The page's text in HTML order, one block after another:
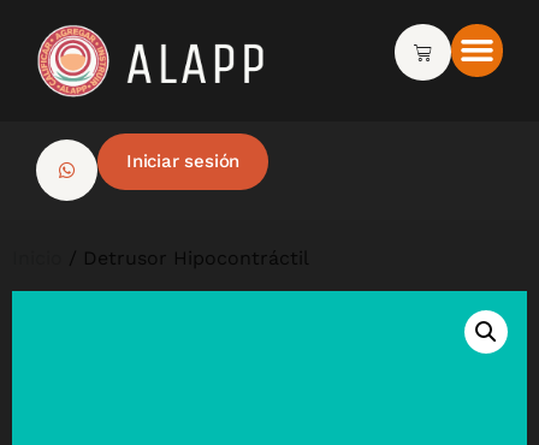
Iniciar sesión
/ Detrusor Hipocontráctil